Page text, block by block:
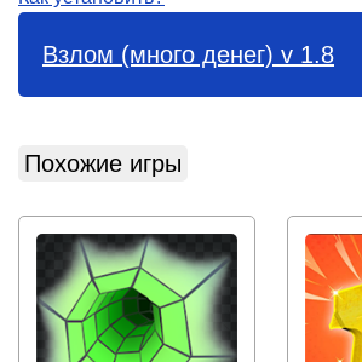
Взлом (много денег) v 1.8
Похожие игры